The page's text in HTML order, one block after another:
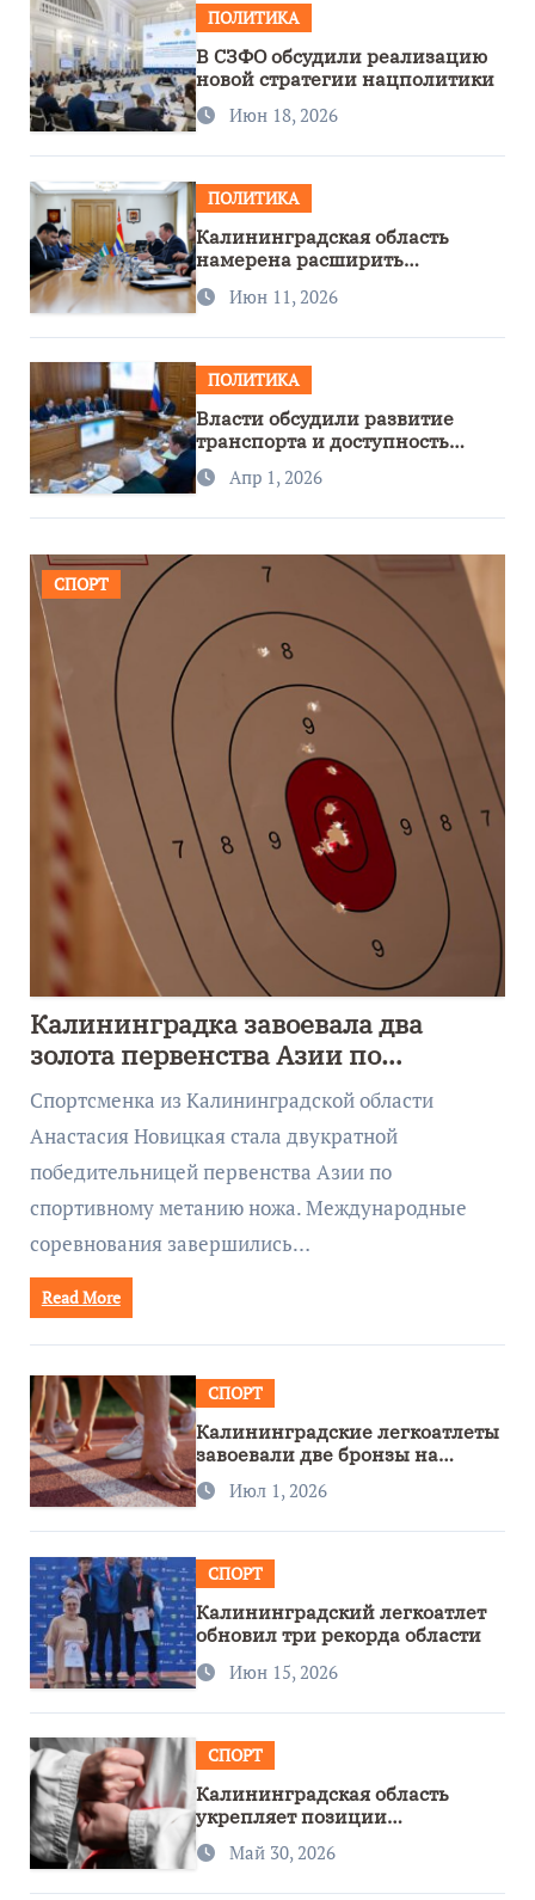
ПОЛИТИКА
В СЗФО обсудили реализацию
новой стратегии нацполитики
Июн 18, 2026
ПОЛИТИКА
Калининградская область
намерена расширить
сотрудничество с Узбекистаном
Июн 11, 2026
ПОЛИТИКА
Власти обсудили развитие
транспорта и доступность
региона
Апр 1, 2026
СПОРТ
Калининградка завоевала два
золота первенства Азии по
метанию ножа
Спортсменка из Калининградской области
Анастасия Новицкая стала двукратной
победительницей первенства Азии по
спортивному метанию ножа. Международные
соревнования завершились…
Read More
СПОРТ
Калининградские легкоатлеты
завоевали две бронзы на
первенстве России
Июл 1, 2026
СПОРТ
Калининградский легкоатлет
обновил три рекорда области
Июн 15, 2026
СПОРТ
Калининградская область
укрепляет позиции
спортивного региона
Май 30, 2026